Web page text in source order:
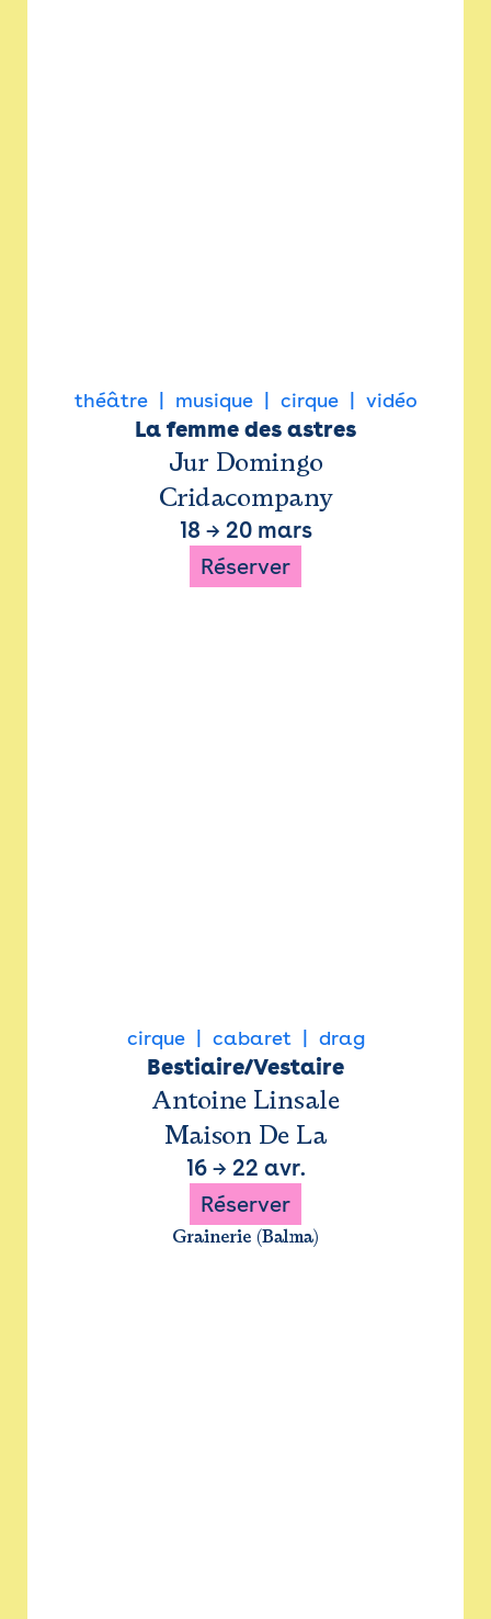
théâtre musique cirque vidéo
La femme des astres
Jur Domingo
Cridacompany
18 → 20 mars
Réserver
cirque cabaret drag
Bestiaire/Vestaire
Antoine Linsale
Maison De La
16→ 22 avr.
Réserver
Grainerie (Balma)